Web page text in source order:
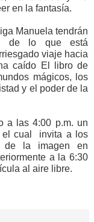
en la fantasía.
Manuela tendrán
de lo que está
viaje hacia
caído El libro de
mágicos, los
y el poder de la
a las 4:00 p.m. un
el cual invita a los
de la imagen en
a la 6:30
al aire libre.